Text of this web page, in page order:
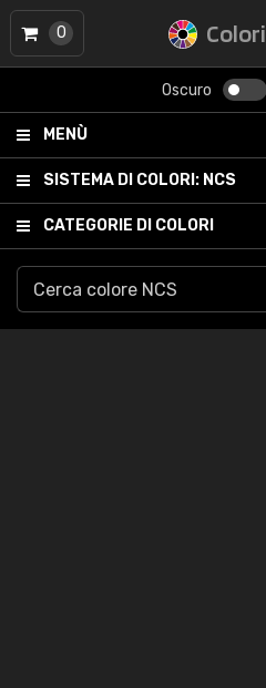
Colori
Oscuro
MENÙ
SISTEMA DI COLORI: NCS
CATEGORIE DI COLORI
0